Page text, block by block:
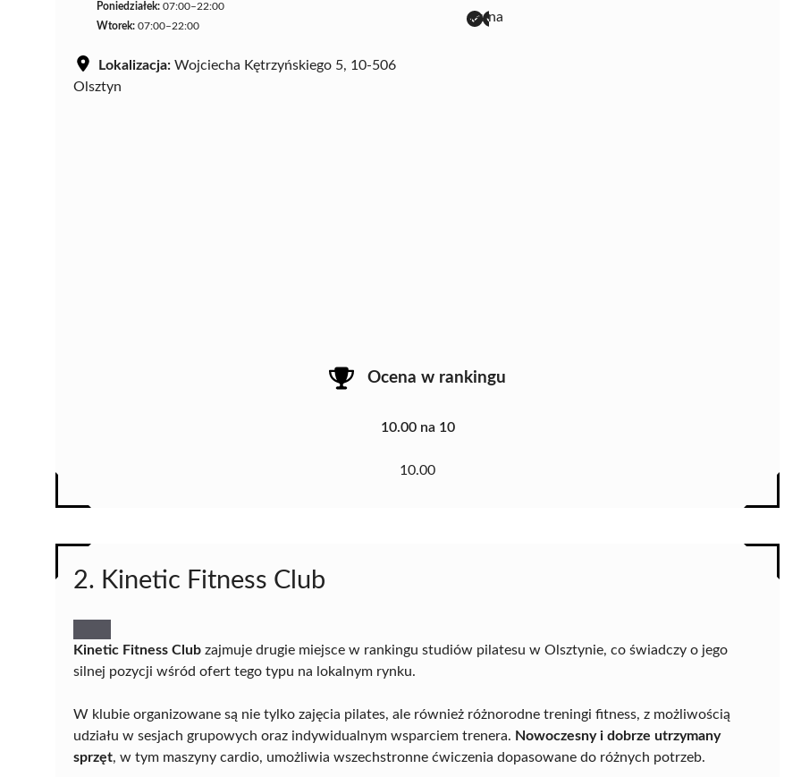
Poniedziałek: 07:00–22:00
Wtorek: 07:00–22:00
Lokalizacja: Wojciecha Kętrzyńskiego 5, 10-506
Olsztyn
sauna
Ocena w rankingu
10.00 na 10
10.00
2. Kinetic Fitness Club
Kinetic Fitness Club zajmuje drugie miejsce w rankingu studiów pilatesu w Olsztynie, co świadczy o jego
silnej pozycji wśród ofert tego typu na lokalnym rynku.
W klubie organizowane są nie tylko zajęcia pilates, ale również różnorodne treningi fitness, z możliwością
udziału w sesjach grupowych oraz indywidualnym wsparciem trenera. Nowoczesny i dobrze utrzymany
sprzęt, w tym maszyny cardio, umożliwia wszechstronne ćwiczenia dopasowane do różnych potrzeb.